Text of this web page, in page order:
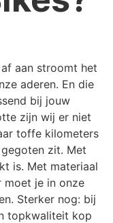
aan stroomt het
aderen. En die
bij jouw
zijn wij er niet
toffe kilometers
zit. Met
is. Met materiaal
moet je in onze
Sterker nog: bij
topkwaliteit kop